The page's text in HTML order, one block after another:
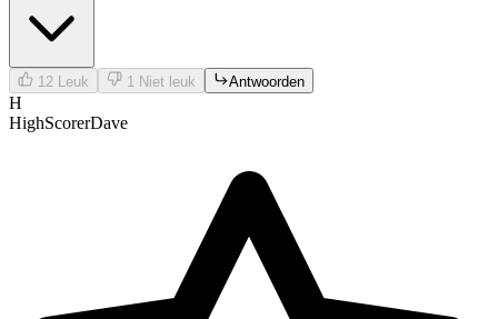
12 Leuk 1 Niet leuk Antwoorden
H
HighScorerDave